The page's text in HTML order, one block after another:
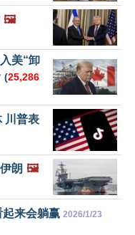
🖼️
美“卸
(25,286
川普表
朗 🖼️
来会躺赢 2026/1/23